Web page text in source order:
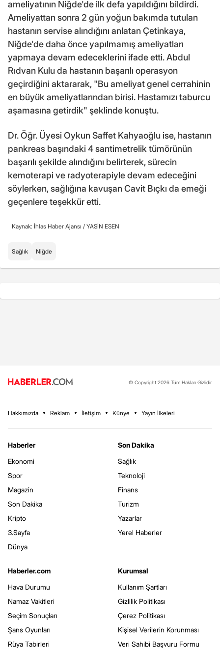
ameliyatının Niğde'de ilk defa yapıldığını bildirdi.
Ameliyattan sonra 2 gün yoğun bakımda tutulan
hastanın servise alındığını anlatan Çetinkaya,
Niğde'de daha önce yapılmamış ameliyatları
yapmaya devam edeceklerini ifade etti. Abdul
Rıdvan Kulu da hastanın başarılı operasyon
geçirdiğini aktararak, "Bu ameliyat genel cerrahinin
en büyük ameliyatlarından birisi. Hastamızı taburcu
aşamasına getirdik" şeklinde konuştu.
Dr. Öğr. Üyesi Oykun Saffet Kahyaoğlu ise, hastanın
pankreas başındaki 4 santimetrelik tümörünün
başarılı şekilde alındığını belirterek, sürecin
kemoterapi ve radyoterapiyle devam edeceğini
söylerken, sağlığına kavuşan Cavit Bıçkı da emeği
geçenlere teşekkür etti.
Kaynak: İhlas Haber Ajansı / YASİN ESEN
Sağlık Niğde
© Copyright 2026 Tüm Hakları Gizlidir.
Hakkımızda Reklam İletişim Künye Yayın İlkeleri
Haberler
Ekonomi
Spor
Magazin
Son Dakika
Kripto
3.Sayfa
Dünya
Son Dakika
Sağlık
Teknoloji
Finans
Turizm
Yazarlar
Yerel Haberler
Haberler.com
Hava Durumu
Namaz Vakitleri
Seçim Sonuçları
Şans Oyunları
Rüya Tabirleri
Kurumsal
Kullanım Şartları
Gizlilik Politikası
Çerez Politikası
Kişisel Verilerin Korunması
Veri Sahibi Başvuru Formu